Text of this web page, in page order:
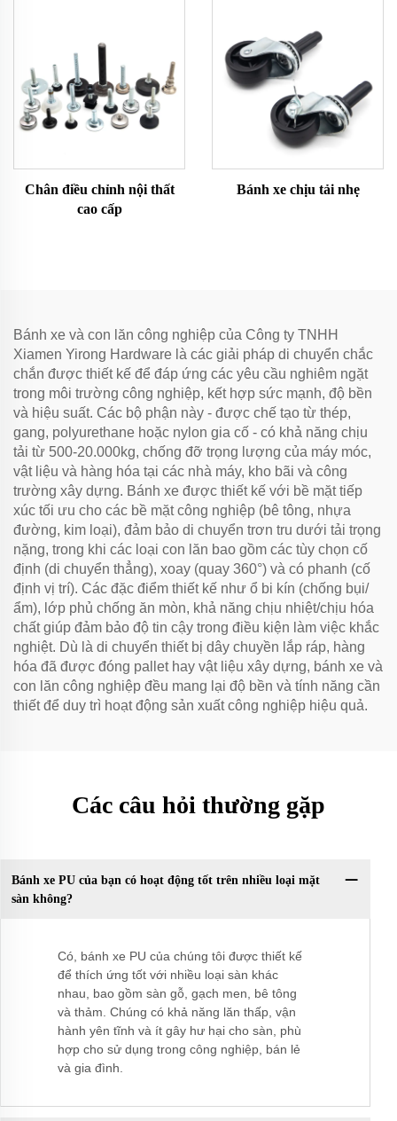
Chân điều chỉnh nội thất
cao cấp
Bánh xe chịu tải nhẹ
Bánh xe và con lăn công nghiệp của Công ty TNHH
Xiamen Yirong Hardware là các giải pháp di chuyển chắc
chắn được thiết kế để đáp ứng các yêu cầu nghiêm ngặt
trong môi trường công nghiệp, kết hợp sức mạnh, độ bền
và hiệu suất. Các bộ phận này - được chế tạo từ thép,
gang, polyurethane hoặc nylon gia cố - có khả năng chịu
tải từ 500-20.000kg, chống đỡ trọng lượng của máy móc,
vật liệu và hàng hóa tại các nhà máy, kho bãi và công
trường xây dựng. Bánh xe được thiết kế với bề mặt tiếp
xúc tối ưu cho các bề mặt công nghiệp (bê tông, nhựa
đường, kim loại), đảm bảo di chuyển trơn tru dưới tải trọng
nặng, trong khi các loại con lăn bao gồm các tùy chọn cố
định (di chuyển thẳng), xoay (quay 360°) và có phanh (cố
định vị trí). Các đặc điểm thiết kế như ổ bi kín (chống bụi/
ẩm), lớp phủ chống ăn mòn, khả năng chịu nhiệt/chịu hóa
chất giúp đảm bảo độ tin cậy trong điều kiện làm việc khắc
nghiệt. Dù là di chuyển thiết bị dây chuyền lắp ráp, hàng
hóa đã được đóng pallet hay vật liệu xây dựng, bánh xe và
con lăn công nghiệp đều mang lại độ bền và tính năng cần
thiết để duy trì hoạt động sản xuất công nghiệp hiệu quả.
Các câu hỏi thường gặp
Bánh xe PU của bạn có hoạt động tốt trên nhiều loại mặt
sàn không?
Có, bánh xe PU của chúng tôi được thiết kế
để thích ứng tốt với nhiều loại sàn khác
nhau, bao gồm sàn gỗ, gạch men, bê tông
và thảm. Chúng có khả năng lăn thấp, vận
hành yên tĩnh và ít gây hư hại cho sàn, phù
hợp cho sử dụng trong công nghiệp, bán lẻ
và gia đình.